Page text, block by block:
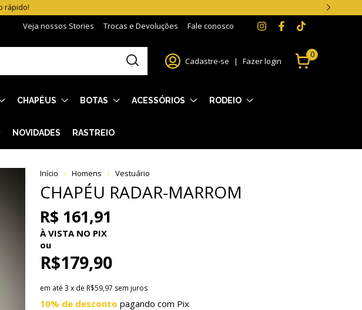
rápido!
Veja nossos Stories Trocas e Devoluções Fale conosco
Cadastre-se | Fazer login
0
CHAPÉUS BOTAS ACESSÓRIOS RODEIO
NOVIDADES RASTREIO
Início Homens Vestuário
CHAPÉU RADAR-MARROM
R$ 161,91
À VISTA NO PIX
ou
R$179,90
em até 3 x de R$59,97 sem juros
10% de desconto pagando com Pix